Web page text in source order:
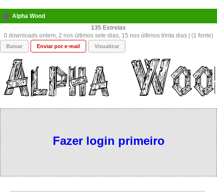
Alpha Wood
135
0 downloads ontem, 2 nos últimos sete dias, 15 nos últimos trinta dias | (1 fonte)
Baixar Enviar por e-mail Visualizar
Fazer login primeiro